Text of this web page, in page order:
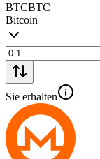
BTCBTC
Bitcoin
Sie erhalten